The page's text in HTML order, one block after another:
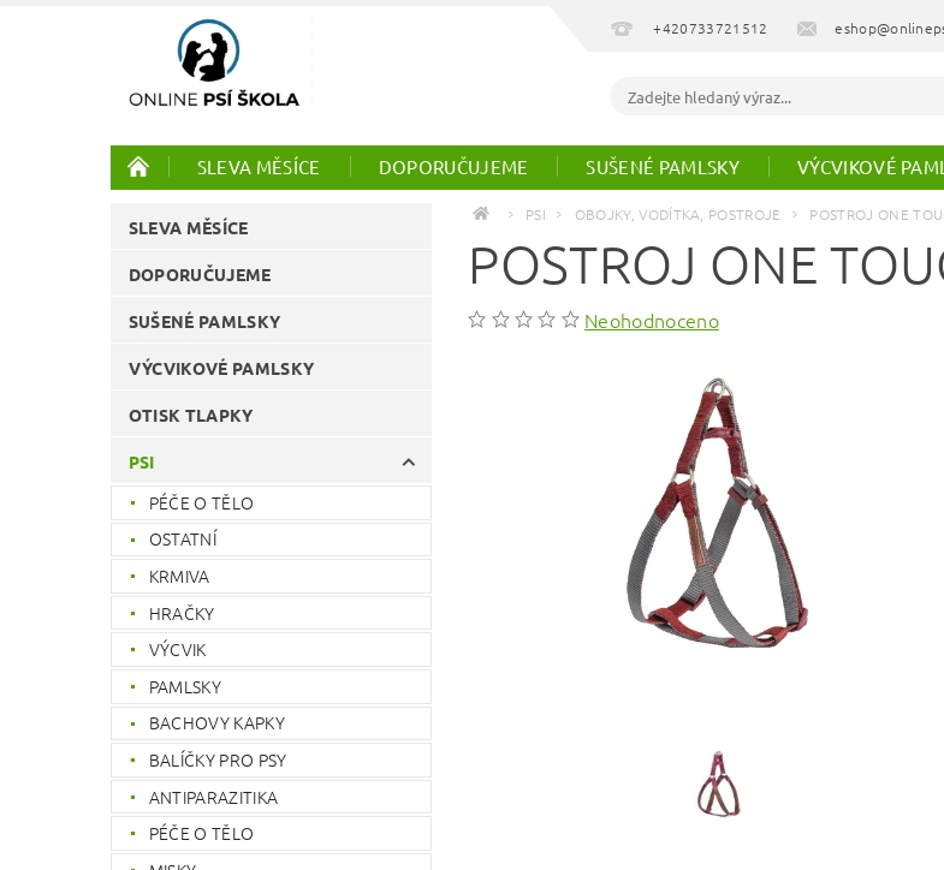
+420733721512
SLEVA MĚSÍCE DOPORUČUJEME SUŠENÉ PAMLSKY VÝCVIKOVÉ
SLEVA MĚSÍCE
DOPORUČUJEME
SUŠENÉ PAMLSKY
VÝCVIKOVÉ PAMLSKY
OTISK TLAPKY
PSI
PÉČE O TĚLO
OSTATNÍ
KRMIVA
HRAČKY
VÝCVIK
PAMLSKY
BACHOVY KAPKY
BALÍČKY PRO PSY
ANTIPARAZITIKA
PÉČE O TĚLO
PSI OBOJKY, VODÍTKA, POSTROJE POSTROJ ONE
POSTROJ ONE
Neohodnoceno